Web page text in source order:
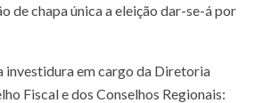
de chapa única a eleição dar-se-á por
investidura em cargo da Diretoria
Fiscal e dos Conselhos Regionais: